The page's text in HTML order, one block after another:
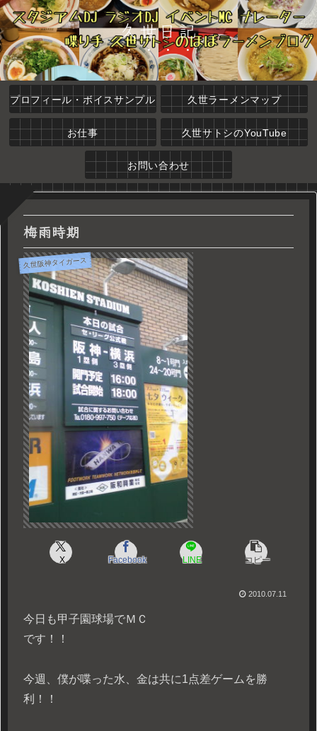
久世日記
プロフィール・ボイスサンプル 久世ラーメンマップ
お仕事 久世サトシのYouTube
お問い合わせ
梅雨時期
久世阪神タイガース
X Facebook LINE コピー
2010.07.11
今日も甲子園球場でＭＣ
です！！
今週、僕が喋った水、金は共に1点差ゲームを勝
利！！